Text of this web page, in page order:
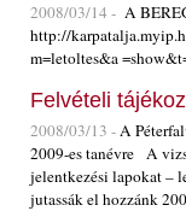
2008/03/14 - A
http://
m=letoltes&a
Felvételi
2008/03/13 -A
2009-es tanévre A
jelentkezési lapokat –
jutassák el hozzánk